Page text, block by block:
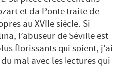
et da Ponte traite de
au XVIIe siècle. Si
l’abuseur de Séville est
florissants qui soient, j’ai
mal avec les lectures qui